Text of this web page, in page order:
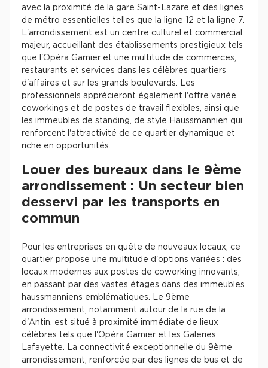
avec la proximité de la gare Saint-Lazare et des lignes
de métro essentielles telles que la ligne 12 et la ligne 7.
L'arrondissement est un centre culturel et commercial
majeur, accueillant des établissements prestigieux tels
que l'Opéra Garnier et une multitude de commerces,
restaurants et services dans les célèbres quartiers
d'affaires et sur les grands boulevards. Les
professionnels apprécieront également l'offre variée
coworkings et de postes de travail flexibles, ainsi que
les immeubles de standing, de style Haussmannien qui
renforcent l'attractivité de ce quartier dynamique et
riche en opportunités.
Louer des bureaux dans le 9ème
arrondissement : Un secteur bien
desservi par les transports en
commun
Pour les entreprises en quête de nouveaux locaux, ce
quartier propose une multitude d'options variées : des
locaux modernes aux postes de coworking innovants,
en passant par des vastes étages dans des immeubles
haussmanniens emblématiques. Le 9ème
arrondissement, notamment autour de la rue de la
d'Antin, est situé à proximité immédiate de lieux
célèbres tels que l'Opéra Garnier et les Galeries
Lafayette. La connectivité exceptionnelle du 9ème
arrondissement, renforcée par des lignes de bus et de